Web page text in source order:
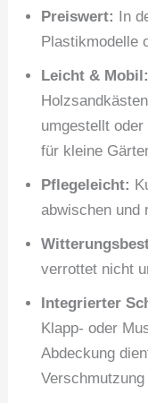
Preiswert:
In
Plastikmodelle
Leicht & Mobil:
umgestellt
für kleine
Pflegeleicht:
abwischen und
verrottet nicht
Integrierter
Klapp- oder
Abdeckung